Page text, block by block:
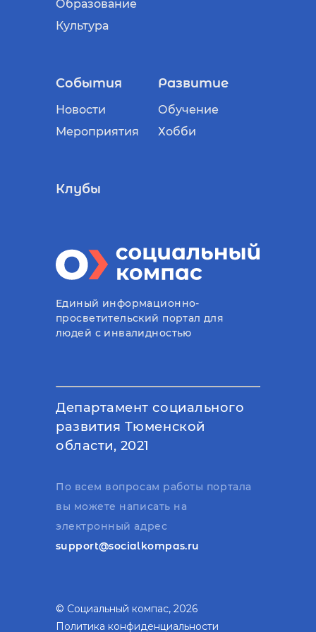
Образование
Культура
События
Новости
Мероприятия
Развитие
Обучение
Хобби
Клубы
Единый информационно-
просветительский портал для
людей с инвалидностью
Департамент социального
развития Тюменской
области, 2021
По всем вопросам работы портала
вы можете написать на
электронный адрес
support@socialkompas.ru
© Социальный компас, 2026
Политика конфиденциальности